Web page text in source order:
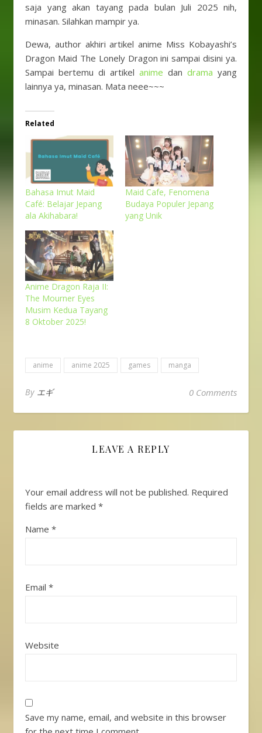
saja yang akan tayang pada bulan Juli 2025 nih,
minasan. Silahkan mampir ya.
Dewa, author akhiri artikel anime Miss Kobayashi’s
Dragon Maid The Lonely Dragon ini sampai disini ya.
Sampai bertemu di artikel anime dan drama yang
lainnya ya, minasan. Mata neee~~~
Related
Bahasa Imut Maid
Café: Belajar Jepang
ala Akihabara!
Maid Cafe, Fenomena
Budaya Populer Jepang
yang Unik
Anime Dragon Raja II:
The Mourner Eyes
Musim Kedua Tayang
8 Oktober 2025!
anime anime 2025 games manga
By エギ 0 Comments
LEAVE A REPLY
Your email address will not be published. Required
fields are marked *
Name *
Email *
Website
Save my name, email, and website in this browser